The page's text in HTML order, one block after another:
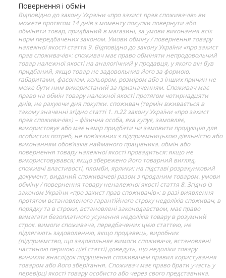
Повернення і обмін
Відповідно до закону України «про захист прав споживачів» ви
можете протягом 14 днів з моменту покупки повернути або
обміняти товар, придбаний в магазині, за умови виконання всіх
норм передбачених законом. Умови обміну / повернення товару
належної якості стаття 9. Відповідно до закону України «про захист
прав споживачів»: споживач має право обміняти непродовольчий
товар належної якості на аналогічний у продавця, у якого він був
придбаний, якщо товар не задовольнив його за формою,
габаритами, фасоном, кольором, розміром або з інших причин не
може бути ним використаний за призначенням. Споживач має
право на обмін товару належної якості протягом чотирнадцяти
днів, не рахуючи дня покупки. споживач (термін вживається в
такому значенні згідно статті 1. п.22 закону України «про захист
прав споживачів») – фізична особа, яка купує, замовляє,
використовує або має намір придбати чи замовити продукцію для
особистих потреб, не пов’язаних з підприємницькою діяльністю або
виконанням обов’язків найманого працівника. обмін або
повернення товару належної якості провадиться: якщо не
використовувався; якщо збережено його товарний вигляд,
споживчі властивості, пломби, ярлики; на підставі розрахунковий
документ, виданий споживачеві разом з проданим товаром. умови
обміну / повернення товару неналежної якості стаття 8. Згідно із
законом України «про захист прав споживачів»: в разі виявлення
протягом встановленого гарантійного строку недоліків споживач, в
порядку та в строки, встановлені законодавством, має право
вимагати безоплатного усунення недоліків товару в розумний
строк. вимоги споживача, передбачених цією статтею, не
підлягають задоволенню, якщо продавець, виробник
(підприємство, що задовольняє вимоги споживача, встановлені
частиною першою цієї статті) доведуть, що недоліки товару
виникли внаслідок порушення споживачем правил користування
товаром або його зберігання. Споживач має право брати участь у
перевірці якості товару особисто або через свого представника.